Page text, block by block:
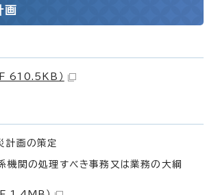
画
610.5KB）
画の策定
関の処理すべき事務又は業務の大綱